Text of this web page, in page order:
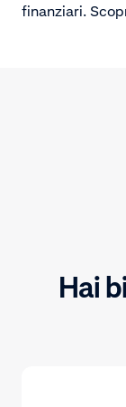
finanziari.
Hai